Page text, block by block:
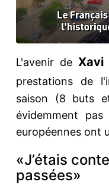
L'avenir deXavi
prestations de
saison (8 buts
évidemment
européennes ont
«J’étais
passées»